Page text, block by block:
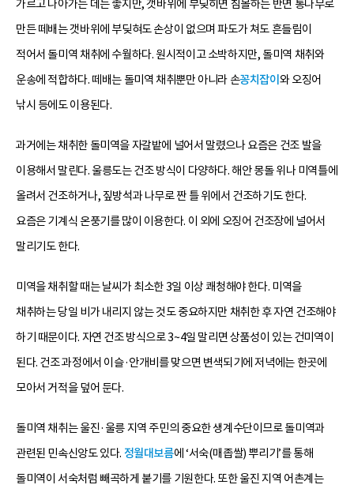
가르고 나아가는 데는 좋지만, 갯바위에 부딪히면 침몰하는 반면 통나무로
만든 떼배는 갯바위에 부딪혀도 손상이 없으며 파도가 쳐도 흔들림이
적어서 돌미역 채취에 수월하다. 원시적이고 소박하지만, 돌미역 채취와
운송에 적합하다. 떼배는 돌미역 채취뿐만 아니라 손꽁치잡이 와 오징어
낚시 등에도 이용된다.
과거에는 채취한 돌미역을 자갈밭에 널어서 말렸으나 요즘은 건조 발을
이용해서 말린다. 울릉도는 건조 방식이 다양하다. 해안 몽돌 위나 미역틀에
올려서 건조하거나, 짚방석과 나무로 짠 틀 위에서 건조하기도 한다.
요즘은 기계식 온풍기를 많이 이용한다. 이 외에 오징어 건조장에 널어서
말리기도 한다.
미역을 채취할 때는 날씨가 최소한 3일 이상 쾌청해야 한다. 미역을
채취하는 당일 비가 내리지 않는 것도 중요하지만 채취한 후 자연 건조해야
하기 때문이다. 자연 건조 방식으로 3~4일 말리면 상품성이 있는 건미역이
된다. 건조 과정에서 이슬·안개비를 맞으면 변색되기에 저녁에는 한곳에
모아서 거적을 덮어 둔다.
돌미역 채취는 울진·울릉 지역 주민의 중요한 생계수단이므로 돌미역과
관련된 민속신앙도 있다. 정월대보름에 ‘서숙(매좁쌀) 뿌리기’를 통해
돌미역이 서숙처럼 빼곡하게 붙기를 기원한다. 또한 울진 지역 어촌계는